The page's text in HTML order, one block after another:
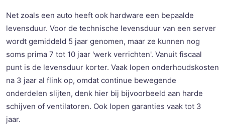
Net zoals een auto heeft ook hardware een bepaalde
levensduur. Voor de technische levensduur van een server
wordt gemiddeld 5 jaar genomen, maar ze kunnen nog
soms prima 7 tot 10 jaar 'werk verrichten'. Vanuit fiscaal
punt is de levensduur korter. Vaak lopen onderhoudskosten
na 3 jaar al flink op, omdat continue bewegende
onderdelen slijten, denk hier bij bijvoorbeeld aan harde
schijven of ventilatoren. Ook lopen garanties vaak tot 3
jaar.